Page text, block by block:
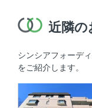
近隣の
シンシアフォーデ
をご紹介します。